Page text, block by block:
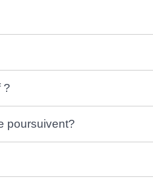
?
poursuivent?